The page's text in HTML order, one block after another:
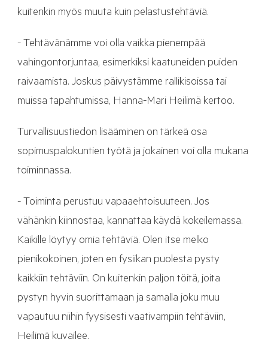
kuitenkin myös muuta kuin pelastustehtäviä.
- Tehtävänämme voi olla vaikka pienempää
vahingontorjuntaa, esimerkiksi kaatuneiden puiden
raivaamista. Joskus päivystämme rallikisoissa tai
muissa tapahtumissa, Hanna-Mari Heilimä kertoo.
Turvallisuustiedon lisääminen on tärkeä osa
sopimuspalokuntien työtä ja jokainen voi olla mukana
toiminnassa.
- Toiminta perustuu vapaaehtoisuuteen. Jos
vähänkin kiinnostaa, kannattaa käydä kokeilemassa.
Kaikille löytyy omia tehtäviä. Olen itse melko
pienikokoinen, joten en fysiikan puolesta pysty
kaikkiin tehtäviin. On kuitenkin paljon töitä, joita
pystyn hyvin suorittamaan ja samalla joku muu
vapautuu niihin fyysisesti vaativampiin tehtäviin,
Heilimä kuvailee.